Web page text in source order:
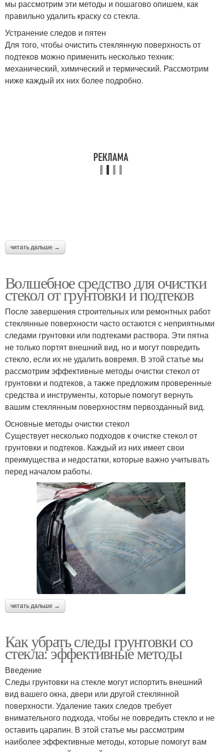
мы рассмотрим эти методы и пошагово опишем, как
правильно удалить краску со стекла.
Устранение следов и пятен
Для того, чтобы очистить стеклянную поверхность от
подтеков можно применить несколько техник:
механический, химический и термический. Рассмотрим
ниже каждый их них более подробно.
читать дальше →
Волшебное средство для очистки
стекол от грунтовки и подтеков
После завершения строительных или ремонтных работ
стеклянные поверхности часто остаются с неприятными
следами грунтовки или подтеками раствора. Эти пятна
не только портят внешний вид, но и могут повредить
стекло, если их не удалить вовремя. В этой статье мы
рассмотрим эффективные методы очистки стекол от
грунтовки и подтеков, а также предложим проверенные
средства и инструменты, которые помогут вернуть
вашим стеклянным поверхностям первозданный вид.
Основные методы очистки стекол
Существует несколько подходов к очистке стекол от
грунтовки и подтеков. Каждый из них имеет свои
преимущества и недостатки, которые важно учитывать
перед началом работы.
читать дальше →
Как убрать следы грунтовки со
стекла: эффективные методы
Введение
Следы грунтовки на стекле могут испортить внешний
вид вашего окна, двери или другой стеклянной
поверхности. Удаление таких следов требует
внимательного подхода, чтобы не повредить стекло и не
оставить царапин. В этой статье мы рассмотрим
наиболее эффективные методы, которые помогут вам